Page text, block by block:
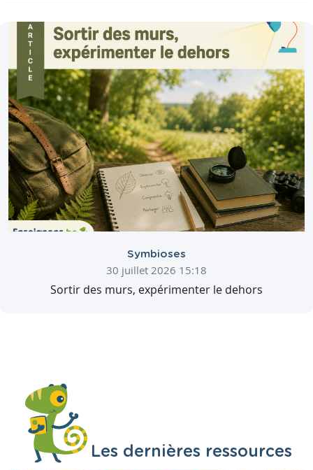
Symbioses
30 juillet 2026 15:18
Sortir des murs, expérimenter le dehors
Les dernières ressources